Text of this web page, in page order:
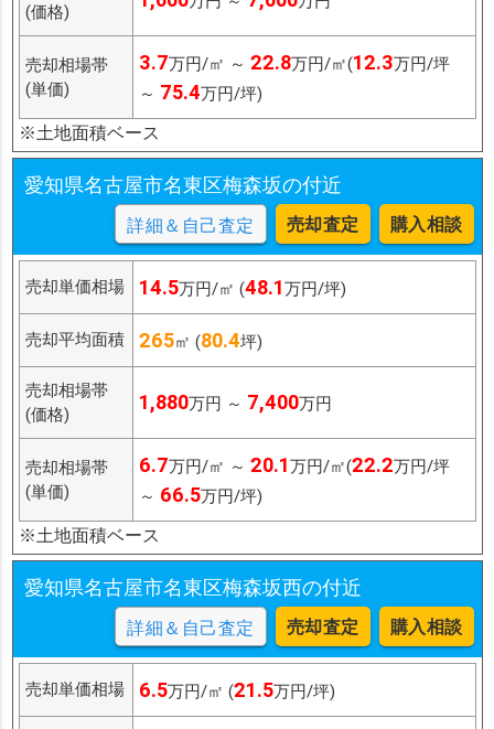
(価格)
売却相場帯
(単価)
3.7万円/㎡ ～ 22.8万円/㎡(12.3万円/坪
～ 75.4万円/坪)
※土地面積ベース
愛知県名古屋市名東区梅森坂の付近
詳細＆自己査定 売却査定 購入相談
売却単価相場 14.5万円/㎡ (48.1万円/坪)
売却平均面積 265㎡ (80.4坪)
売却相場帯
(価格)
1,880万円 ～ 7,400万円
売却相場帯
(単価)
6.7万円/㎡ ～ 20.1万円/㎡(22.2万円/坪
～ 66.5万円/坪)
※土地面積ベース
愛知県名古屋市名東区梅森坂西の付近
詳細＆自己査定 売却査定 購入相談
売却単価相場 6.5万円/㎡ (21.5万円/坪)